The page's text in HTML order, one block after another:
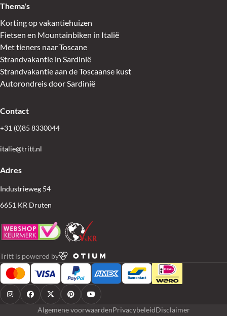
Thema's
Korting op vakantiehuizen
Fietsen en Mountainbiken in Italië
Met tieners naar Toscane
Strandvakantie in Sardinië
Strandvakantie aan de Toscaanse kust
Autorondreis door Sardinië
Contact
+31 (0)85 8330044
italie@tritt.nl
Adres
Industrieweg 54
6651 KR Druten
Tritt is powered by
Algemene voorwaardenPrivacybeleidDisclaimer